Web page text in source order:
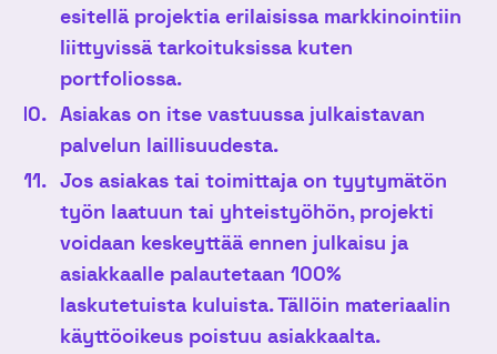
esitellä projektia erilaisissa markkinointiin
liittyvissä tarkoituksissa kuten
portfoliossa.
Asiakas on itse vastuussa julkaistavan
palvelun laillisuudesta.
Jos asiakas tai toimittaja on tyytymätön
työn laatuun tai yhteistyöhön, projekti
voidaan keskeyttää ennen julkaisu ja
asiakkaalle palautetaan 100%
laskutetuista kuluista.Tällöin materiaalin
käyttöoikeus poistuu asiakkaalta.